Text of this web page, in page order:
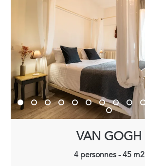
VAN GOGH
4 personnes - 45 m2